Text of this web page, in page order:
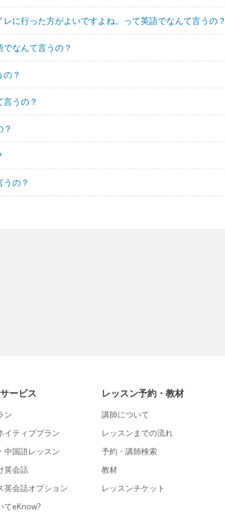
に行った方がよいですよね。って英語でなんて言うの？
なんて言うの？
？
うの？
？
の？
ービス
ン
イティブプラン
中国語レッスン
英会話
英会話オプション
てeKnow?
レッスン予約・教材
講師について
レッスンまでの流れ
予約・講師検索
教材
レッスンチケット